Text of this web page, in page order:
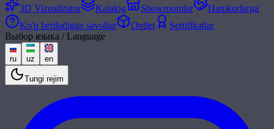
3D Vizualizator
Katalog Showroomlar
Hamkorlarga
Ko'p beriladigan savollar
Outlet
Sertifikatlar
Выбор языка / Language
ru uz en
Tungi rejim